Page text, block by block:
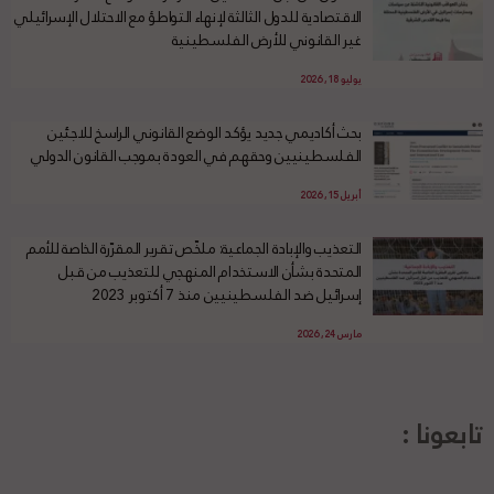
الاقتصادية للدول الثالثة لإنهاء التواطؤ مع الاحتلال الإسرائيلي
غير القانوني للأرض الفلسطينية
يوليو 18, 2026
بحث أكاديمي جديد يؤكد الوضع القانوني الراسخ للاجئين
الفلسطينيين وحقهم في العودة بموجب القانون الدولي
أبريل 15, 2026
التعذيب والإبادة الجماعية: ملخّص تقرير المقرّرة الخاصة للأمم
المتحدة بشأن الاستخدام المنهجي للتعذيب من قبل
إسرائيل ضد الفلسطينيين منذ 7 أكتوبر 2023
مارس 24, 2026
تابعونا :